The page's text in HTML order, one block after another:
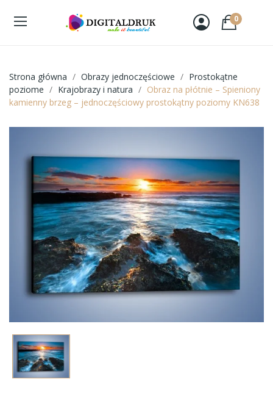
0
Strona główna Obrazy jednoczęściowe
Prostokątne
poziome
Krajobrazy i natura
Obraz na płótnie – Spieniony
kamienny brzeg – jednoczęściowy prostokątny poziomy KN638